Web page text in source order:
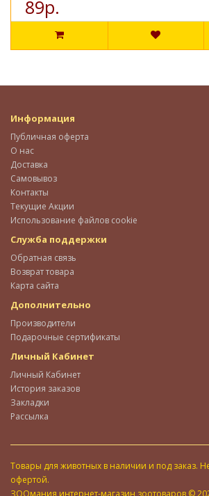
89р.
Информация
Публичная оферта
О нас
Доставка
Самовывоз
Контакты
Текущие Акции
Использование файлов cookie
Служба поддержки
Обратная связь
Возврат товара
Карта сайта
Дополнительно
Производители
Подарочные сертификаты
Личный Кабинет
Личный Кабинет
История заказов
Закладки
Рассылка
Товары для животных в наличии и под заказ.
офертой.
ЗООмания интернет-магазин зоотоваров ©